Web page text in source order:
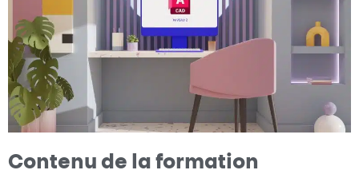
Contenu de la formation